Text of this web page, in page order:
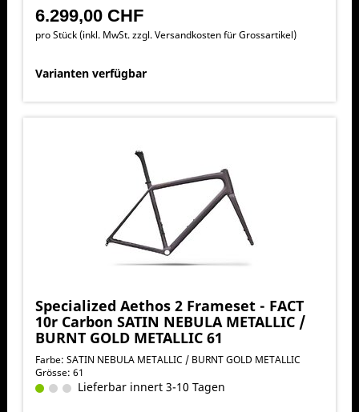
6.299,00 CHF
pro Stück (inkl. MwSt. zzgl.Versandkosten für Grossartikel)
Varianten verfügbar
Specialized Aethos 2 Frameset - FACT
10r Carbon SATIN NEBULA METALLIC /
BURNT GOLD METALLIC 61
Farbe: SATIN NEBULA METALLIC / BURNT GOLD METALLIC
Grösse: 61
Lieferbar innert 3-10 Tagen